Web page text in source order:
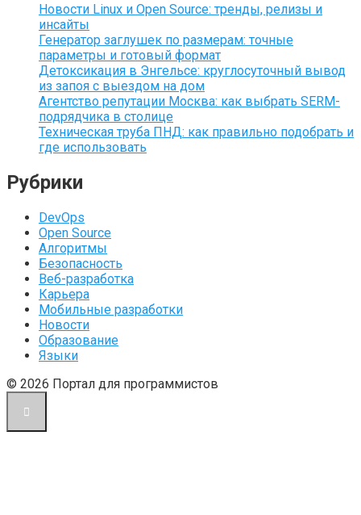
Новости Linux и Open Source: тренды, релизы и
инсайты
Генератор заглушек по размерам: точные
параметры и готовый формат
Детоксикация в Энгельсе: круглосуточный вывод
из запоя с выездом на дом
Агентство репутации Москва: как выбрать SERM-
подрядчика в столице
Техническая труба ПНД: как правильно подобрать и
где использовать
Рубрики
DevOps
Open Source
Алгоритмы
Безопасность
Веб-разработка
Карьера
Мобильные разработки
Новости
Образование
Языки
© 2026 Портал для программистов